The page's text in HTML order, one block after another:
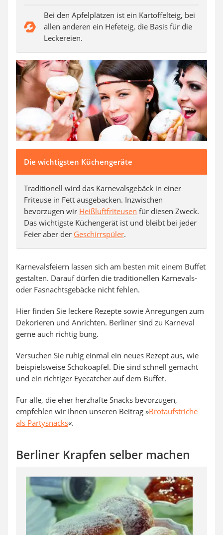
Bei den Apfelplätzen ist ein Kartoffelteig, bei
allen anderen ein Hefeteig, die Basis für die
Leckereien.
Die wichtigsten Küchengeräte
Traditionell wird das Karnevalsgebäck in einer
Friteuse in Fett ausgebacken. Inzwischen
bevorzugen wir Heißluftfriteusen für diesen Zweck.
Das wichtigste Küchengerät ist und bleibt bei jeder
Feier aber der Geschirrspüler.
Karnevalsfeiern lassen sich am besten mit einem Buffet
gestalten. Darauf dürfen die traditionellen Karnevals-
oder Fasnachtsgebäcke nicht fehlen.
Hier finden Sie leckere Rezepte sowie Anregungen zum
Dekorieren und Anrichten. Berliner sind zu Karneval
gerne auch richtig bung.
Versuchen Sie ruhig einmal ein neues Rezept aus, wie
beispielsweise Schokoäpfel. Die sind schnell gemacht
und ein richtiger Eyecatcher auf dem Buffet.
Für alle, die eher herzhafte Snacks bevorzugen,
empfehlen wir Ihnen unseren Beitrag »Brotaufstriche
als Partysnacks«.
Berliner Krapfen selber machen